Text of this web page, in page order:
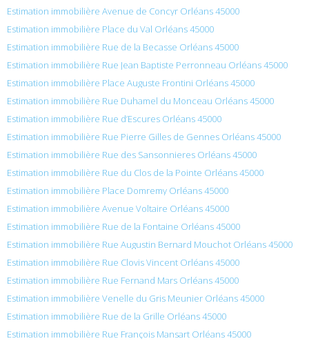
Estimation immobilière Avenue de Concyr Orléans 45000
Estimation immobilière Place du Val Orléans 45000
Estimation immobilière Rue de la Becasse Orléans 45000
Estimation immobilière Rue Jean Baptiste Perronneau Orléans 45000
Estimation immobilière Place Auguste Frontini Orléans 45000
Estimation immobilière Rue Duhamel du Monceau Orléans 45000
Estimation immobilière Rue d’Escures Orléans 45000
Estimation immobilière Rue Pierre Gilles de Gennes Orléans 45000
Estimation immobilière Rue des Sansonnieres Orléans 45000
Estimation immobilière Rue du Clos de la Pointe Orléans 45000
Estimation immobilière Place Domremy Orléans 45000
Estimation immobilière Avenue Voltaire Orléans 45000
Estimation immobilière Rue de la Fontaine Orléans 45000
Estimation immobilière Rue Augustin Bernard Mouchot Orléans 45000
Estimation immobilière Rue Clovis Vincent Orléans 45000
Estimation immobilière Rue Fernand Mars Orléans 45000
Estimation immobilière Venelle du Gris Meunier Orléans 45000
Estimation immobilière Rue de la Grille Orléans 45000
Estimation immobilière Rue François Mansart Orléans 45000